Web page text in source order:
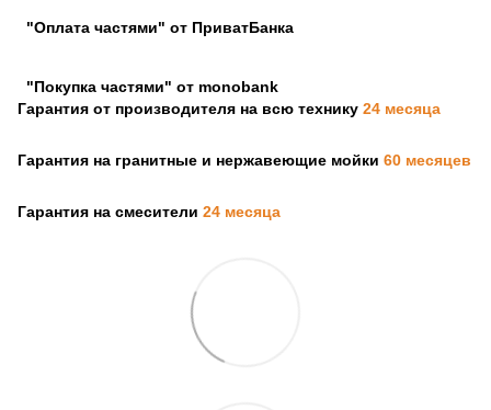
"Оплата частями" от ПриватБанка
"Покупка частями" от monobank
Гарантия от производителя на всю технику 24 месяца
Гарантия на гранитные и нержавеющие мойки 60 месяцев
Гарантия на смесители 24 месяца